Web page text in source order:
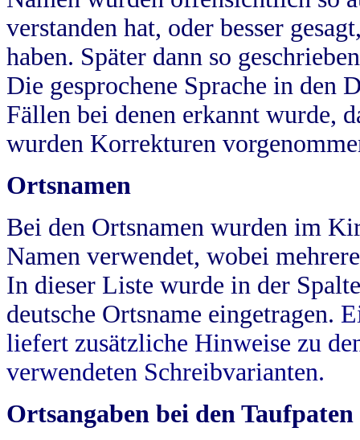
verstanden hat, oder besser
haben. Später dann so
Die gesprochene Sprache in
Fällen bei denen erkannt wurde,
wurden Korrekturen
Ortsnamen
Bei den Ortsnamen wurden im
Namen verwendet, wobei
In dieser Liste wurde in der
deutsche Ortsname eingetragen.
liefert zusätzliche Hinweise zu
verwendeten Schreibvarianten.
Ortsangaben bei den Taufpaten